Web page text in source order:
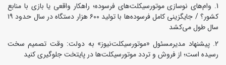
وام‌های نوسازی موتورسیکلت‌های فرسوده؛ راهکار واقعی یا بازی با منابع
کشور؟ / جایگزینی کامل فرسوده‌ها با تولید ۶۰۰ هزار دستگاه در سال حدود ۱۹
سال طول می‌کشد
پیشنهاد مدیرمسئول «موتورسیکلت‌نیوز» به دولت: وقت تصمیم سخت
رسیده است؛ از فروش و تردد موتورسیکلت‌ها در پایتخت جلوگیری کنید